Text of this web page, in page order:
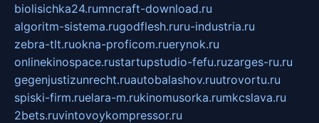
biolisichka24.rumncraft-download.ru
algoritm-sistema.rugodflesh.ruru-industria.ru
zebra-tlt.ruokna-proficom.ruerynok.ru
onlinekinospace.rustartupstudio-fefu.ruzarges-ru.ru
gegenjustizunrecht.ruautobalashov.ruutrovortu.ru
spiski-firm.ruelara-m.rukinomusorka.rumkcslava.ru
2bets.ruvintovoykompressor.ru